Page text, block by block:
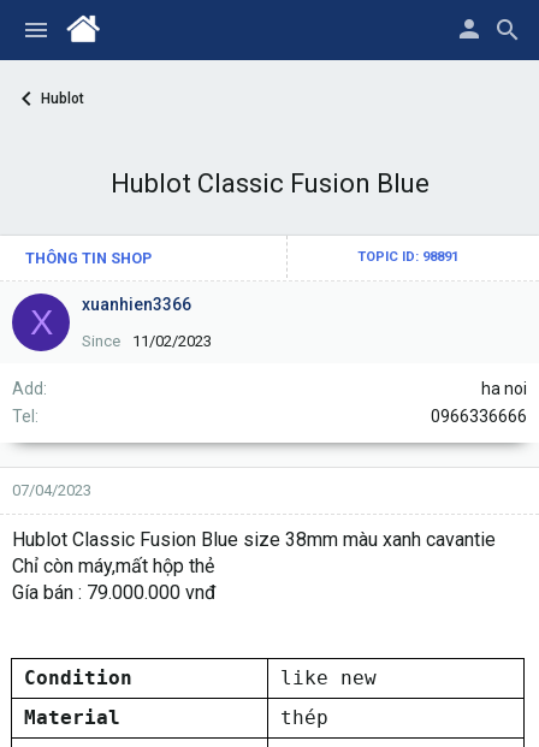
Hublot
Hublot Classic Fusion Blue
THÔNG TIN SHOP TOPIC ID: 98891
X xuanhien3366
Since 11/02/2023
Add
ha noi
Tel
0966336666
07/04/2023
Hublot Classic Fusion Blue size 38mm màu xanh cavantie
Chỉ còn máy,mất hộp thẻ
Gía bán : 79.000.000 vnđ
Condition
like new
Material
thép